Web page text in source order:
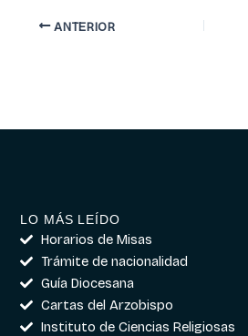
ANTERIOR
LO MÁS LEÍDO
Horarios de Misas
Trámite de nacionalidad
Guía Diocesana
Cartas del Arzobispo
Instituto de Ciencias Religiosas